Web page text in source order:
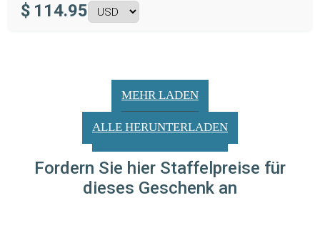
$ 114.95
MEHR LADEN
ALLE HERUNTERLADEN
Fordern Sie hier Staffelpreise für
dieses Geschenk an